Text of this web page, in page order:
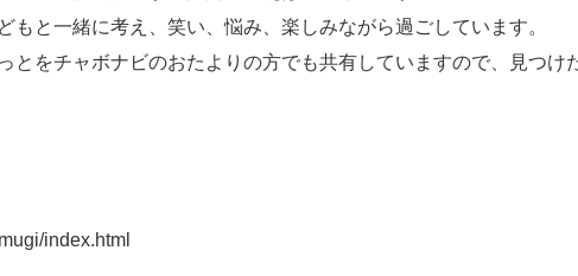
もと一緒に考え、笑い、悩み、楽しみながら過ごしています。
とをチャボナビのおたよりの方でも共有していますので、見つけ
index.html